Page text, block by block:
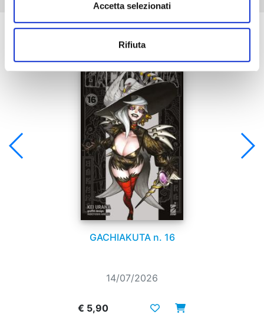
Accetta selezionati
Rifiuta
Se ti è piaciuto prova anche:
GACHIAKUTA n. 16
14/07/2026
€ 5,90